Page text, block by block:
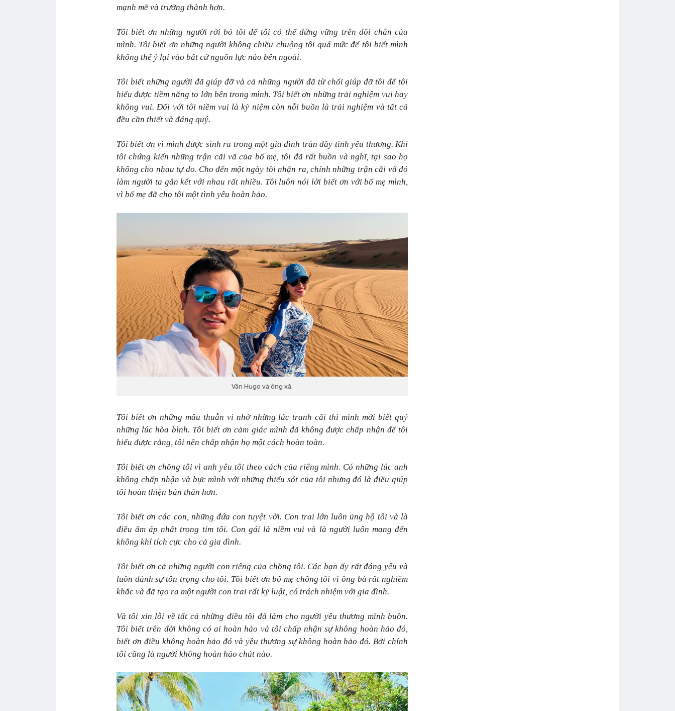
mạnh mẽ và trưởng thành hơn.
Tôi biết ơn những người rời bỏ tôi để tôi có thể đứng vững trên đôi chân của
mình. Tôi biết ơn những người không chiều chuộng tôi quá mức để tôi biết mình
không thể ỷ lại vào bất cứ nguồn lực nào bên ngoài.
Tôi biết những người đã giúp đỡ và cả những người đã từ chối giúp đỡ tôi để tôi
hiểu được tiềm năng to lớn bên trong mình. Tôi biết ơn những trải nghiệm vui hay
không vui. Đối với tôi niềm vui là kỷ niệm còn nỗi buồn là trải nghiệm và tất cả
đều cần thiết và đáng quý.
Tôi biết ơn vì mình được sinh ra trong một gia đình tràn đầy tình yêu thương. Khi
tôi chứng kiến những trận cãi vã của bố mẹ, tôi đã rất buồn và nghĩ, tại sao họ
không cho nhau tự do. Cho đến một ngày tôi nhận ra, chính những trận cãi vã đó
làm người ta gắn kết với nhau rất nhiều. Tôi luôn nói lời biết ơn với bố mẹ mình,
vì bố mẹ đã cho tôi một tình yêu hoàn hảo.
Vân Hugo và ông xã.
Tôi biết ơn những mâu thuẫn vì nhờ những lúc tranh cãi thì mình mới biết quý
những lúc hòa bình. Tôi biết ơn cảm giác mình đã không được chấp nhận để tôi
hiểu được rằng, tôi nên chấp nhận họ một cách hoàn toàn.
Tôi biết ơn chồng tôi vì anh yêu tôi theo cách của riêng mình. Có những lúc anh
không chấp nhận và bực mình với những thiếu sót của tôi nhưng đó là điều giúp
tôi hoàn thiện bản thân hơn.
Tôi biết ơn các con, những đứa con tuyệt vời. Con trai lớn luôn ủng hộ tôi và là
điều ấm áp nhất trong tim tôi. Con gái là niềm vui và là người luôn mang đến
không khí tích cực cho cả gia đình.
Tôi biết ơn cả những người con riêng của chồng tôi. Các bạn ấy rất đáng yêu và
luôn dành sự tôn trọng cho tôi. Tôi biết ơn bố mẹ chồng tôi vì ông bà rất nghiêm
khắc và đã tạo ra một người con trai rất kỷ luật, có trách nhiệm với gia đình.
Và tôi xin lỗi về tất cả những điều tôi đã làm cho người yêu thương mình buồn.
Tôi biết trên đời không có ai hoàn hảo và tôi chấp nhận sự không hoàn hảo đó,
biết ơn điều không hoàn hảo đó và yêu thương sự không hoàn hảo đó. Bởi chính
tôi cũng là người không hoàn hảo chút nào.